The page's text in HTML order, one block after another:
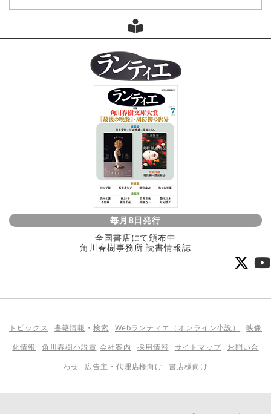
毎月8日発行
全国書店にて頒布中
角川春樹事務所 読書情報誌
トピックス 書籍情報 ・検索 Webランティエ（オンライン小説） 映像
化情報 角川春樹小説賞 会社案内 採用情報 サイトマップ お問い合
わせ 広告主・代理店様向け 書店様向け